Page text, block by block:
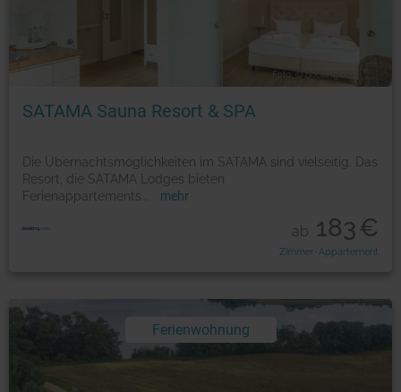
Foto: © booking.com
SATAMA Sauna Resort & SPA
Die Übernachtsmöglichkeiten im SATAMA sind vielseitig. Das
Resort, die SATAMA Lodges bieten
Ferienappartements
mehr
ab 183€
Zimmer-Appartement
Ferienwohnung